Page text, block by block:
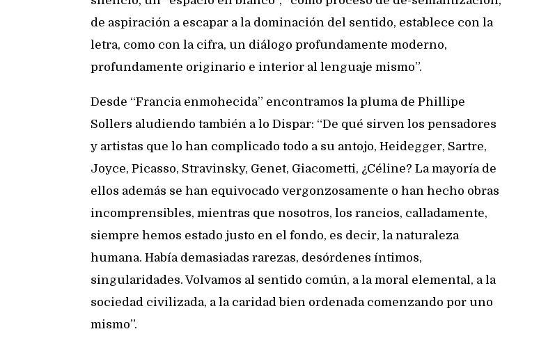
de aspiración a escapar a la dominación del sentido, establece con la
letra, como con la cifra, un diálogo profundamente moderno,
profundamente originario e interior al lenguaje mismo”.
Desde “Francia enmohecida” encontramos la pluma de Phillipe
Sollers aludiendo también a lo Dispar: “De qué sirven los pensadores
y artistas que lo han complicado todo a su antojo, Heidegger, Sartre,
Joyce, Picasso, Stravinsky, Genet, Giacometti, ¿Céline? La mayoría de
ellos además se han equivocado vergonzosamente o han hecho obras
incomprensibles, mientras que nosotros, los rancios, calladamente,
siempre hemos estado justo en el fondo, es decir, la naturaleza
humana. Había demasiadas rarezas, desórdenes íntimos,
singularidades. Volvamos al sentido común, a la moral elemental, a la
sociedad civilizada, a la caridad bien ordenada comenzando por uno
mismo”.